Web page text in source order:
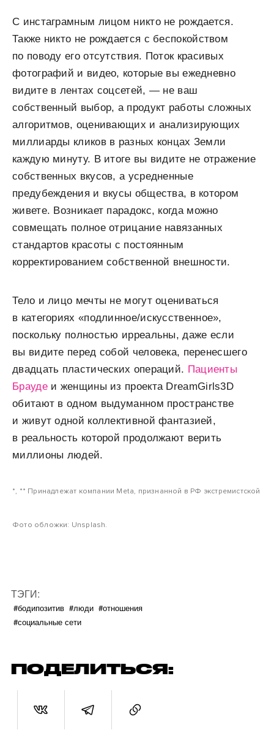
С инстаграмным лицом никто не рождается.
Также никто не рождается с беспокойством
по поводу его отсутствия. Поток красивых
фотографий и видео, которые вы ежедневно
видите в лентах соцсетей, — не ваш
собственный выбор, а продукт работы сложных
алгоритмов, оценивающих и анализирующих
миллиарды кликов в разных концах Земли
каждую минуту. В итоге вы видите не отражение
собственных вкусов, а усредненные
предубеждения и вкусы общества, в котором
живете. Возникает парадокс, когда можно
совмещать полное отрицание навязанных
стандартов красоты с постоянным
корректированием собственной внешности.
Тело и лицо мечты не могут оцениваться
в категориях «подлинное/искусственное»,
поскольку полностью ирреальны, даже если
вы видите перед собой человека, перенесшего
двадцать пластических операций. Пациенты
Браудеи женщины из проекта DreamGirls3D
обитают в одном выдуманном пространстве
и живут одной коллективной фантазией,
в реальность которой продолжают верить
миллионы людей.
*, ** Принадлежат компании Meta, признанной в РФ экстремистской
Фото обложки: Unsplash.
ТЭГИ:
#бодипозитив #люди #отношения
#социальные сети
ПОДЕЛИТЬСЯ: